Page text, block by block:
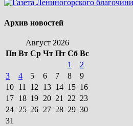
Архив новостей
Август 2026
Пн Вт Ср Чт Пт Сб Вс
1
2
3
4 5 6 7 8
9
10 11 12 13 14 15 16
17 18 19 20 21 22 23
24 25 26 27 28 29 30
31